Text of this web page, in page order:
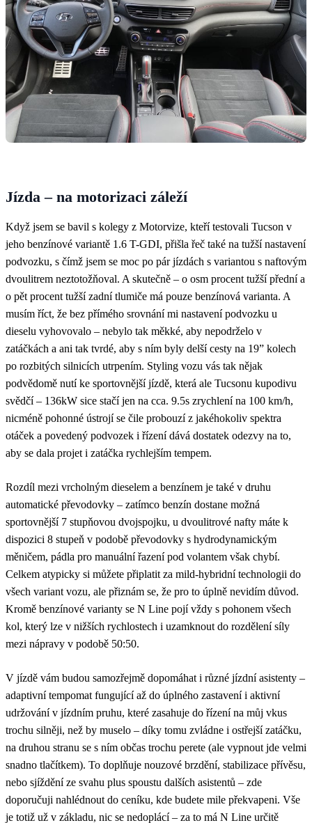
Jízda – na motorizaci záleží
Když jsem se bavil s kolegy z Motorvize, kteří testovali Tucson v
jeho benzínové variantě 1.6 T-GDI, přišla řeč také na tužší nastavení
podvozku, s čímž jsem se moc po pár jízdách s variantou s naftovým
dvoulitrem neztotožňoval. A skutečně – o osm procent tužší přední a
o pět procent tužší zadní tlumiče má pouze benzínová varianta. A
musím říct, že bez přímého srovnání mi nastavení podvozku u
dieselu vyhovovalo – nebylo tak měkké, aby nepodrželo v
zatáčkách a ani tak tvrdé, aby s ním byly delší cesty na 19” kolech
po rozbitých silnicích utrpením. Styling vozu vás tak nějak
podvědomě nutí ke sportovnější jízdě, která ale Tucsonu kupodivu
svědčí – 136kW sice stačí jen na cca. 9.5s zrychlení na 100 km/h,
nicméně pohonné ústrojí se čile probouzí z jakéhokoliv spektra
otáček a povedený podvozek i řízení dává dostatek odezvy na to,
aby se dala projet i zatáčka rychlejším tempem.
Rozdíl mezi vrcholným dieselem a benzínem je také v druhu
automatické převodovky – zatímco benzín dostane možná
sportovnější 7 stupňovou dvojspojku, u dvoulitrové nafty máte k
dispozici 8 stupeň v podobě převodovky s hydrodynamickým
měničem, pádla pro manuální řazení pod volantem však chybí.
Celkem atypicky si můžete připlatit za mild-hybridní technologii do
všech variant vozu, ale přiznám se, že pro to úplně nevidím důvod.
Kromě benzínové varianty se N Line pojí vždy s pohonem všech
kol, který lze v nižších rychlostech i uzamknout do rozdělení síly
mezi nápravy v podobě 50:50.
V jízdě vám budou samozřejmě dopomáhat i různé jízdní asistenty –
adaptivní tempomat fungující až do úplného zastavení i aktivní
udržování v jízdním pruhu, které zasahuje do řízení na můj vkus
trochu silněji, než by muselo – díky tomu zvládne i ostřejší zatáčku,
na druhou stranu se s ním občas trochu perete (ale vypnout jde velmi
snadno tlačítkem). To doplňuje nouzové brzdění, stabilizace přívěsu,
nebo sjíždění ze svahu plus spoustu dalších asistentů – zde
doporučuji nahlédnout do ceníku, kde budete mile překvapeni. Vše
je totiž už v základu, nic se nedoplácí – za to má N Line určitě